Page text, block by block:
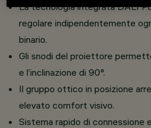
La tecnologia integrata DALI
regolare indipendentemente
binario.
Gli snodi del proiettore
e l’inclinazione di 90°.
Il gruppo ottico in posizione
elevato comfort visivo.
Sistema rapido di connessione